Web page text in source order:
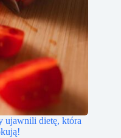
ujawnili dietę, która